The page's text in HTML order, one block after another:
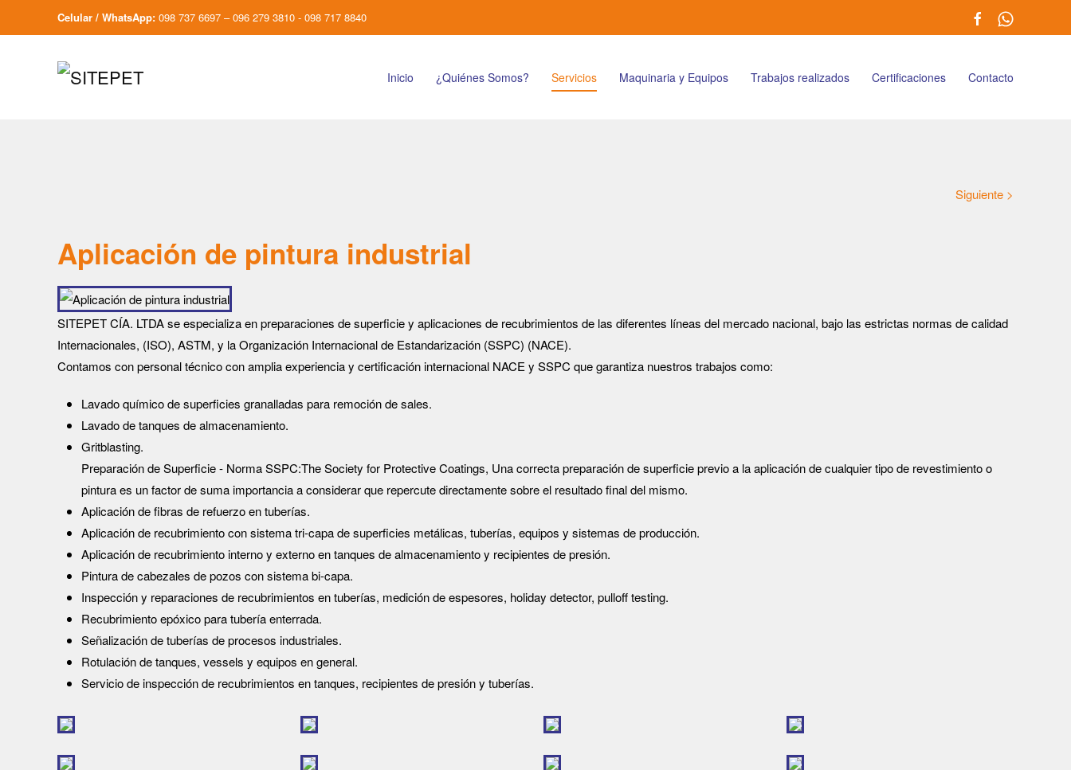
Celular / WhatsApp: 098 737 6697 – 096 279 3810 - 098 717 8840
Inicio ¿Quiénes Somos? Servicios Maquinaria y Equipos Trabajos realizados Certificaciones Contacto
Siguiente >
Aplicación de pintura industrial
SITEPET CÍA. LTDA se especializa en preparaciones de superficie y aplicaciones de recubrimientos de las diferentes líneas del mercado nacional, bajo las estrictas normas de calidad
Internacionales, (ISO), ASTM, y la Organización Internacional de Estandarización (SSPC) (NACE).
Contamos con personal técnico con amplia experiencia y certificación internacional NACE y SSPC que garantiza nuestros trabajos como:
Lavado químico de superficies granalladas para remoción de sales.
Lavado de tanques de almacenamiento.
Gritblasting.
Preparación de Superficie - Norma SSPC:The Society for Protective Coatings, Una correcta preparación de superficie previo a la aplicación de cualquier tipo de revestimiento o
pintura es un factor de suma importancia a considerar que repercute directamente sobre el resultado final del mismo.
Aplicación de fibras de refuerzo en tuberías.
Aplicación de recubrimiento con sistema tri-capa de superficies metálicas, tuberías, equipos y sistemas de producción.
Aplicación de recubrimiento interno y externo en tanques de almacenamiento y recipientes de presión.
Pintura de cabezales de pozos con sistema bi-capa.
Inspección y reparaciones de recubrimientos en tuberías, medición de espesores, holiday detector, pulloff testing.
Recubrimiento epóxico para tubería enterrada.
Señalización de tuberías de procesos industriales.
Rotulación de tanques, vessels y equipos en general.
Servicio de inspección de recubrimientos en tanques, recipientes de presión y tuberías.